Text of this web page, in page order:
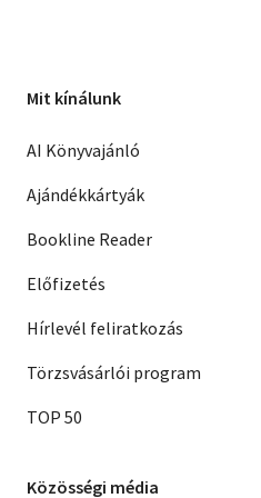
Mit kínálunk
AI Könyvajánló
Ajándékkártyák
Bookline Reader
Előfizetés
Hírlevél feliratkozás
Törzsvásárlói program
TOP 50
Közösségi média